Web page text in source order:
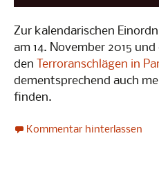
Zur kalendarischen
am 14. November 2015
den Terroranschlägen in
dementsprechend auch
finden.
Kommentar hinterlassen